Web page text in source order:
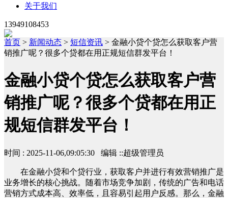
关于我们
13949108453
首页 > 新闻动态 > 短信资讯 > 金融小贷个贷怎么获取客户营
销推广呢？很多个贷都在用正规短信群发平台！
金融小贷个贷怎么获取客户营
销推广呢？很多个贷都在用正
规短信群发平台！
时间 : 2025-11-06,09:05:30 编辑 ::超级管理员
在金融小贷和个贷行业，获取客户并进行有效营销推广是
业务增长的核心挑战。随着市场竞争加剧，传统的广告和电话
营销方式成本高、效率低，且容易引起用户反感。那么，金融